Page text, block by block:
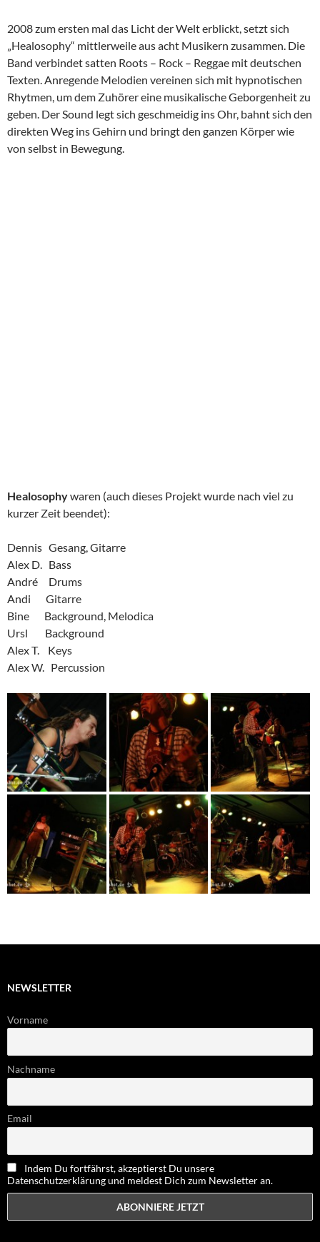
2008 zum ersten mal das Licht der Welt erblickt, setzt sich
„Healosophy“ mittlerweile aus acht Musikern zusammen. Die
Band verbindet satten Roots – Rock – Reggae mit deutschen
Texten. Anregende Melodien vereinen sich mit hypnotischen
Rhytmen, um dem Zuhörer eine musikalische Geborgenheit zu
geben. Der Sound legt sich geschmeidig ins Ohr, bahnt sich den
direkten Weg ins Gehirn und bringt den ganzen Körper wie
von selbst in Bewegung.
Healosophywaren (auch dieses Projekt wurde nach viel zu
kurzer Zeit beendet):
Dennis Gesang, Gitarre
Alex D. Bass
André Drums
Andi Gitarre
Bine Background, Melodica
Ursl Background
Alex T. Keys
Alex W. Percussion
NEWSLETTER
Vorname
Nachname
Email
Indem Du fortfährst, akzeptierst Du unsere
Datenschutzerklärung und meldest Dich zum Newsletter an.